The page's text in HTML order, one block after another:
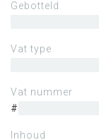
Gebotteld
Vat type
Vat nummer
#
Inhoud